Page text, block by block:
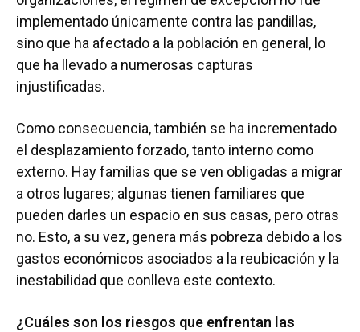
implementado únicamente contra las pandillas,
sino que ha afectado a la población en general, lo
que ha llevado a numerosas capturas
injustificadas.
Como consecuencia, también se ha incrementado
el desplazamiento forzado, tanto interno como
externo. Hay familias que se ven obligadas a migrar
a otros lugares; algunas tienen familiares que
pueden darles un espacio en sus casas, pero otras
no. Esto, a su vez, genera más pobreza debido a los
gastos económicos asociados a la reubicación y la
inestabilidad que conlleva este contexto.
¿Cuáles son los riesgos que enfrentan las